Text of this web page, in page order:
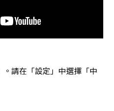
請在「設定」中選擇「中